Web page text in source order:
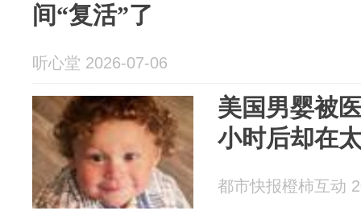
间“复活”了
听心堂 2026-07-06
美国男婴被
小时后却在
都市快报橙柿互动